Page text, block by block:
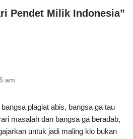
Pendet Milik Indonesia”
am
plagiat abis, bangsa ga tau
masalah dan bangsa ga beradab,
untuk jadi maling klo bukan